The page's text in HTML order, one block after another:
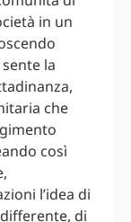
in un
la
che
così
l’idea di
di